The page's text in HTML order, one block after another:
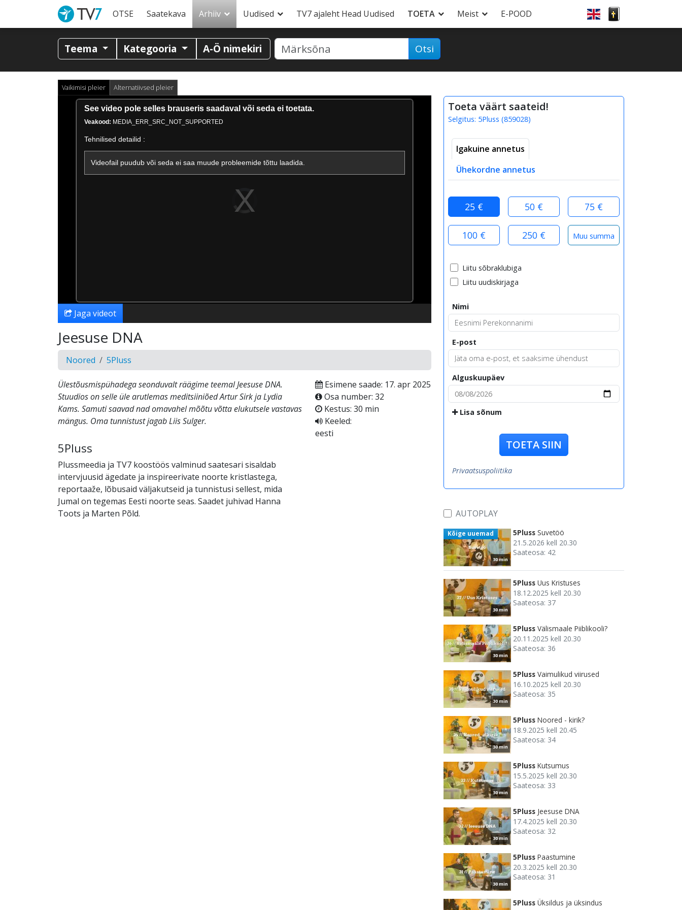
OTSE Saatekava Arhiiv Uudised TV7 ajaleht Head Uudised TOETA Meist E-POOD
Teema Kategooria A-Ö nimekiri Otsi
Vaikimisi pleier Alternatiivsed pleier
Videoesitaja
laadimisel.
See video pole selles brauseris saadaval või seda ei toetata.
Veakood: MEDIA_ERR_SRC_NOT_SUPPORTED
Tehnilised detailid :
Videofail puudub või seda ei saa muude probleemide tõttu laadida.
Jaga videot
Jeesuse DNA
Noored 5Pluss
Ülestõusmispühadega seonduvalt räägime teemal Jeesuse DNA.
Stuudios on selle üle arutlemas meditsiiniõed Artur Sirk ja Lydia
Kams. Samuti saavad nad omavahel mõõtu võtta elukutsele vastavas
mängus. Oma tunnistust jagab Liis Sulger.
5Pluss
Plussmeedia ja TV7 koostöös valminud saatesari sisaldab
intervjuusid ägedate ja inspireerivate noorte kristlastega,
reportaaže, lõbusaid väljakutseid ja tunnistusi sellest, mida
Jumal on tegemas Eesti noorte seas. Saadet juhivad Hanna
Toots ja Marten Põld.
Esimene saade: 17. apr 2025
Osa number: 32
Kestus: 30 min
Keeled:
eesti
Toeta väärt saateid!
Selgitus: 5Pluss (859028)
Igakuine annetus
Ühekordne annetus
25 € 50 € 75 €
100 € 250 €
Liitu sõbraklubiga
Liitu uudiskirjaga
Nimi
E-post
Alguskuupäev
Lisa sõnum
TOETA SIIN
Privaatsuspoliitika
AUTOPLAY
30 min
Kõige uuemad 5Pluss Suvetöö
21.5.2026 kell 20.30
Saateosa: 42
30 min
5Pluss Uus Kristuses
18.12.2025 kell 20.30
Saateosa: 37
30 min
5Pluss Välismaale Piiblikooli?
20.11.2025 kell 20.30
Saateosa: 36
30 min
5Pluss Vaimulikud viirused
16.10.2025 kell 20.30
Saateosa: 35
30 min
5Pluss Noored - kirik?
18.9.2025 kell 20.45
Saateosa: 34
30 min
5Pluss Kutsumus
15.5.2025 kell 20.30
Saateosa: 33
30 min
5Pluss Jeesuse DNA
17.4.2025 kell 20.30
Saateosa: 32
30 min
5Pluss Paastumine
20.3.2025 kell 20.30
Saateosa: 31
5Pluss Üksildus ja üksindus